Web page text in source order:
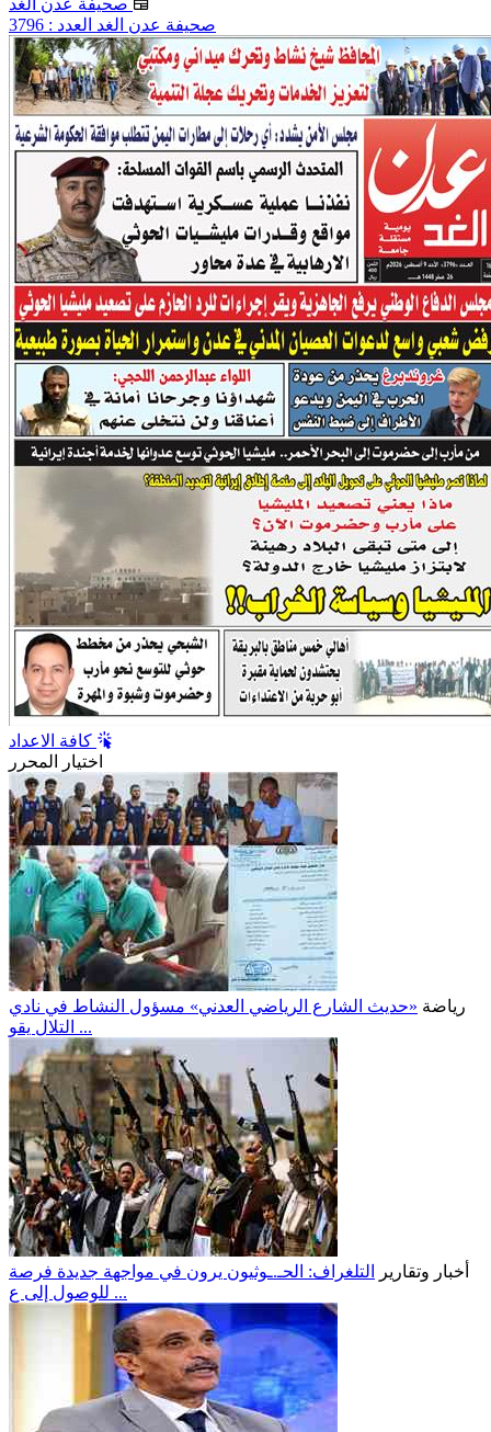
صحيفة عدن الغد العدد : 3796
اختيار المحرر
رياضة «حديث الشارع الرياضي العدني» مسؤول النشاط في نادي
التلال يقو ...
أخبار وتقارير
التلغراف: الحـ.ـوثيون يرون في مواجهة جديدة فرصة
للوصول إلى ع ...